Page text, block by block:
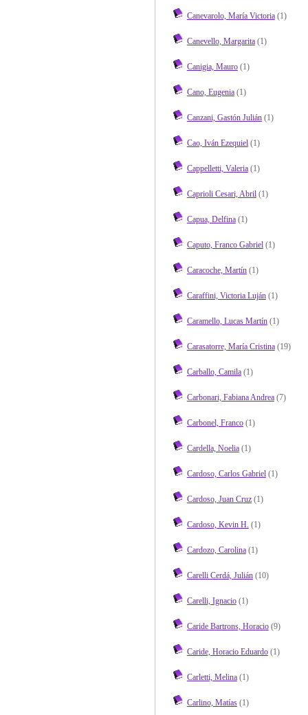
Canevarolo, María Victoria(1)
Canevello, Margarita(1)
Canigia, Mauro(1)
Cano, Eugenia(1)
Canzani, Gastón Julián(1)
Cao, Iván Ezequiel(1)
Cappelletti, Valeria(1)
Caprioli Cesari, Abril(1)
Capua, Delfina(1)
Caputo, Franco Gabriel(1)
Caracoche, Martín(1)
Caraffini, Victoria Luján(1)
Caramello, Lucas Martín(1)
Carasatorre, María Cristina(19)
Carballo, Camila(1)
Carbonari, Fabiana Andrea(7)
Carbonel, Franco(1)
Cardella, Noelia(1)
Cardoso, Carlos Gabriel(1)
Cardoso, Juan Cruz(1)
Cardoso, Kevin H. (1)
Cardozo, Carolina(1)
Carelli Cerdá, Julián(10)
Carelli, Ignacio(1)
Caride Bartrons, Horacio(9)
Caride, Horacio Eduardo(1)
Carletti, Melina(1)
Carlino, Matías(1)